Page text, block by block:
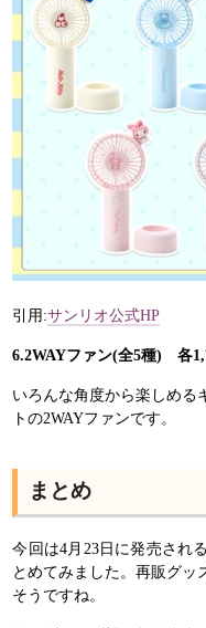
引用:サンリオ公式HP
6.2WAYファン(全5種) 各
いろんな角度から楽しめる
トの2WAYファンです。
まとめ
今回は4月23日に発売され
とめてみました。再販グッ
そうですね。